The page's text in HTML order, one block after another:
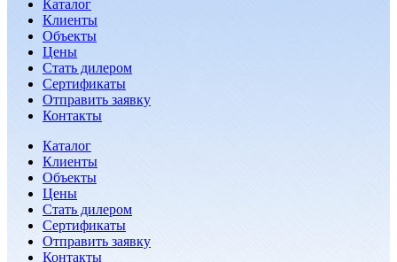
Каталог
Клиенты
Объекты
Цены
Стать дилером
Сертификаты
Отправить заявку
Контакты
Каталог
Клиенты
Объекты
Цены
Стать дилером
Сертификаты
Отправить заявку
Контакты